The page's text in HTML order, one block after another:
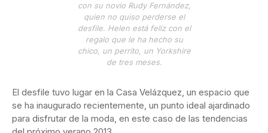
con su novio Rudy Fernández,
quien no quiso perderse el
desfile. Helen está feliz con el
regalo que le ha hecho su
chico, un perrito, un Yorkshire
de tres meses.
El desfile tuvo lugar en la Casa Velázquez, un espacio que
se ha inaugurado recientemente, un punto ideal ajardinado
para disfrutar de la moda, en este caso de las tendencias